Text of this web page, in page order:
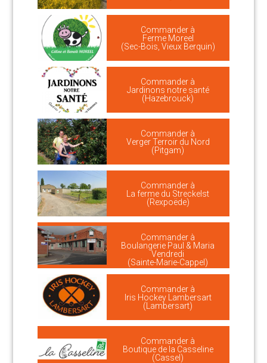
Commander à
Ferme Moreel
(Sec-Bois, Vieux Berquin)
Commander à
Jardinons notre santé
(Hazebrouck)
Commander à
Verger Terroir du Nord
(Pitgam)
Commander à
La ferme du Streckelst
(Rexpoëde)
Commander à
Boulangerie Paul & Maria
Vendredi
(Sainte-Marie-Cappel)
Commander à
Iris Hockey Lambersart
(Lambersart)
Commander à
Boutique de la Casseline
(Cassel)